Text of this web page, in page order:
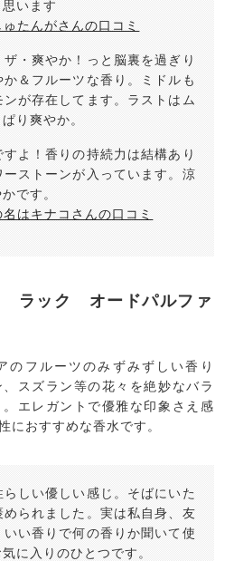
います
たんがさんの口コミ
・爽やか！っと脳裏を過ぎり
＆フルーツな香り。ミドルも
が存在してます。ラストはム
り爽やか。
よ！香りの持続力は結構あり
ーストーンが入っています。涼
です。
はキナコさんの口コミ
ラック オードパルファ
のフルーツのみずみずしい香り
スズラン等の花々を絶妙なバラ
エレガントで優雅な印象さえ感
におすすめな香水です。
しい優しい感じ。そばにいた
られました。実は私自身、友
い香りで何の香りか聞いて使
に入りのひとつです。